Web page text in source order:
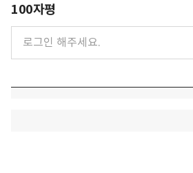
100자평